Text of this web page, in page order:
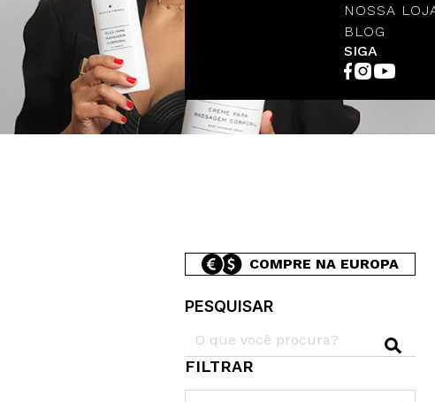
NOSSA
BLOG
SIGA
COMPRE NA EUROPA
PESQUISAR
FILTRAR